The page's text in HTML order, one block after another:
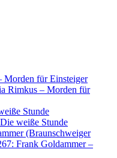
Morden für Einsteiger
Rimkus – Morden für
Stunde
weiße Stunde
(Braunschweiger
Frank Goldammer –